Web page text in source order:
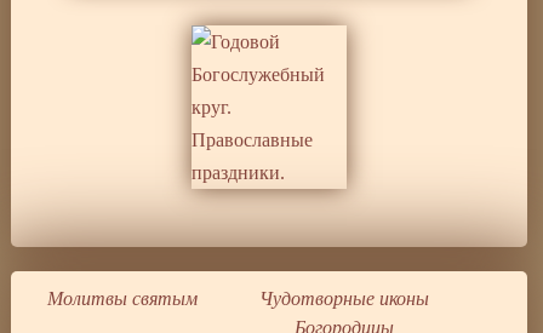
Молитвы святым
Чудотворные иконы
Богородицы